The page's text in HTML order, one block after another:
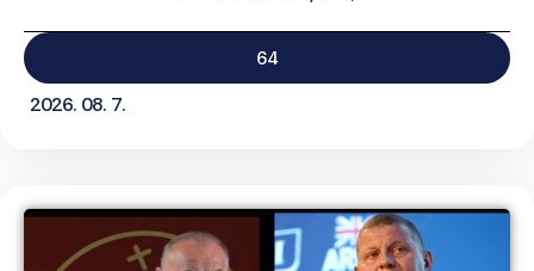
64
2026. 08. 7.